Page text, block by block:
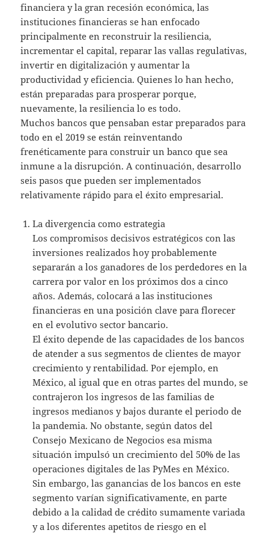
financiera y la gran recesión económica, las
instituciones financieras se han enfocado
principalmente en reconstruir la resiliencia,
incrementar el capital, reparar las vallas regulativas,
invertir en digitalización y aumentar la
productividad y eficiencia. Quienes lo han hecho,
están preparadas para prosperar porque,
nuevamente, la resiliencia lo es todo.
Muchos bancos que pensaban estar preparados para
todo en el 2019 se están reinventando
frenéticamente para construir un banco que sea
inmune a la disrupción. A continuación, desarrollo
seis pasos que pueden ser implementados
relativamente rápido para el éxito empresarial.
La divergencia como estrategia
Los compromisos decisivos estratégicos con las
inversiones realizados hoy probablemente
separarán a los ganadores de los perdedores en la
carrera por valor en los próximos dos a cinco
años. Además, colocará a las instituciones
financieras en una posición clave para florecer
en el evolutivo sector bancario.
El éxito depende de las capacidades de los bancos
de atender a sus segmentos de clientes de mayor
crecimiento y rentabilidad. Por ejemplo, en
México, al igual que en otras partes del mundo, se
contrajeron los ingresos de las familias de
ingresos medianos y bajos durante el periodo de
la pandemia. No obstante, según datos del
Consejo Mexicano de Negocios esa misma
situación impulsó un crecimiento del 50% de las
operaciones digitales de las PyMes en México.
Sin embargo, las ganancias de los bancos en este
segmento varían significativamente, en parte
debido a la calidad de crédito sumamente variada
y a los diferentes apetitos de riesgo en el